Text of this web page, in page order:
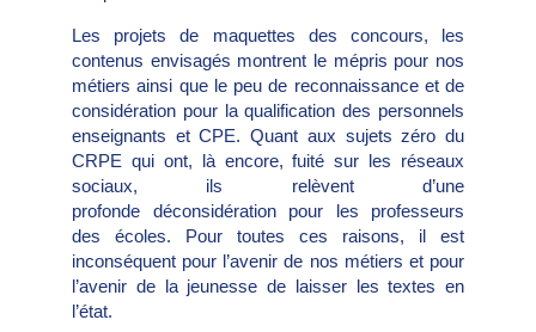
Les projets de maquettes des concours, les
contenus envisagés montrent le mépris pour nos
métiers ainsi que le peu de reconnaissance et de
considération pour la qualification des personnels
enseignants et CPE. Quant aux sujets zéro du
CRPE qui ont, là encore, fuité sur les réseaux
sociaux, ils relèvent d’une
profonde déconsidération pour les professeurs
des écoles. Pour toutes ces raisons, il est
inconséquent pour l’avenir de nos métiers et pour
l’avenir de la jeunesse de laisser les textes en
l’état.